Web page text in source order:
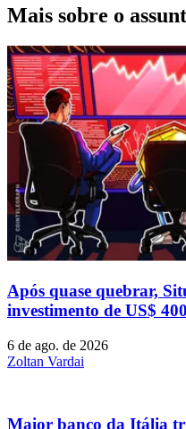
Mais sobre o
Após quase quebrar,
investimento de US$
6 de ago. de 2026
Zoltan Vardai
Maior banco da Itália